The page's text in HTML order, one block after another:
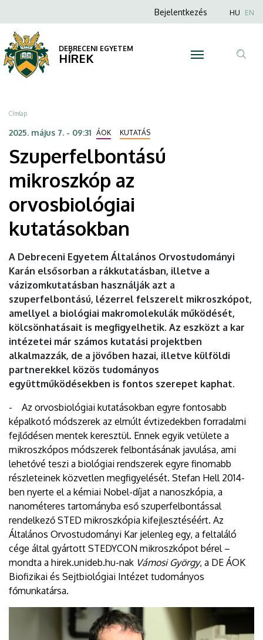
Szuperfelbontású
mikroszkóp
az
orvosbiológiai
kutatásokban
DEBRECENI
EGYETEM
a
tartalomra
Anonim
menüje
Bejelentkezés HU EN
DEBRECENI EGYETEM
HÍREK
Morzsa
Címlap
2025. május 7. - 09:31 ÁOK KUTATÁS
Szuperfelbontású
mikroszkóp az
orvosbiológiai
kutatásokban
A Debreceni Egyetem Általános Orvostudományi
Karán elsősorban a rákkutatásban, illetve a
vázizomkutatásban használják azt a
szuperfelbontású, lézerrel felszerelt mikroszkópot,
amellyel a biológiai makromolekulák működését,
kölcsönhatásait is megfigyelhetik. Az eszközt a kar
intézetei már számos kutatási projektben
alkalmazzák, de a jövőben hazai, illetve külföldi
partnerekkel közös tudományos
együttműködésekben is fontos szerepet kaphat.
- Az orvosbiológiai kutatásokban egyre fontosabb
képalkotó módszerek az elmúlt évtizedekben forradalmi
fejlődésen mentek keresztül. Ennek egyik vetülete a
mikroszkópos módszerek felbontásának javulása, ami
lehetővé teszi a biológiai rendszerek egyre finomabb
részleteinek közvetlen megfigyelését. Stefan Hell 2014-
ben nyerte el a kémiai Nobel-díjat a nanoszkópia, a
nanométeres tartományba eső szuperfelbontással
rendelkező STED mikroszkópia kifejlesztéséért. Az
Általános Orvostudományi Kar jelenleg egy, a feltaláló
cége által gyártott STEDYCON mikroszkópot bérel –
mondta a hirek.unideb.hu-nak Vámosi György, a DE ÁOK
Biofizikai és Sejtbiológiai Intézet tudományos
főmunkatársa.